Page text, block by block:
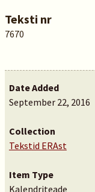
Teksti nr
7670
Date Added
September 22, 2016
Collection
Tekstid ERAst
Item Type
Kalendriteade